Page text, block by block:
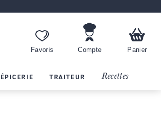
Favoris Compte Panier
ÉPICERIE TRAITEUR Recettes